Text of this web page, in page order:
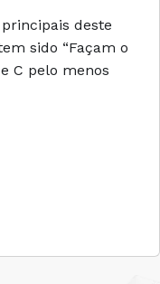
deste
sido “Façam o
C pelo menos